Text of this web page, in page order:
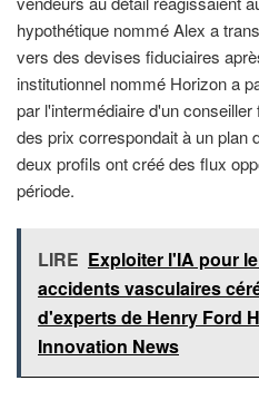
hypothétique nommé Alex a
vers des devises fiduciaires
institutionnel nommé Horizon a
par l'intermédiaire d'un
des prix correspondait à un plan
deux profils ont créé des flux
période.
LIRE Exploiter l'IA pour
accidents vasculaires
d'experts de Henry Ford
Innovation News